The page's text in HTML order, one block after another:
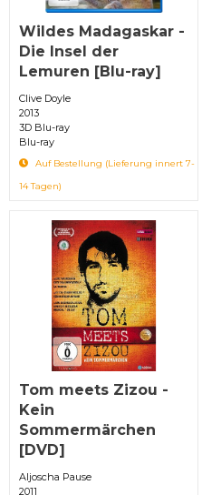
Wildes Madagaskar -
Die Insel der
Lemuren [Blu-ray]
Clive Doyle
2013
3D Blu-ray
Blu-ray
Auf Bestellung (Lieferung innert 7-
14 Tagen)
Tom meets Zizou -
Kein
Sommermärchen
[DVD]
Aljoscha Pause
2011